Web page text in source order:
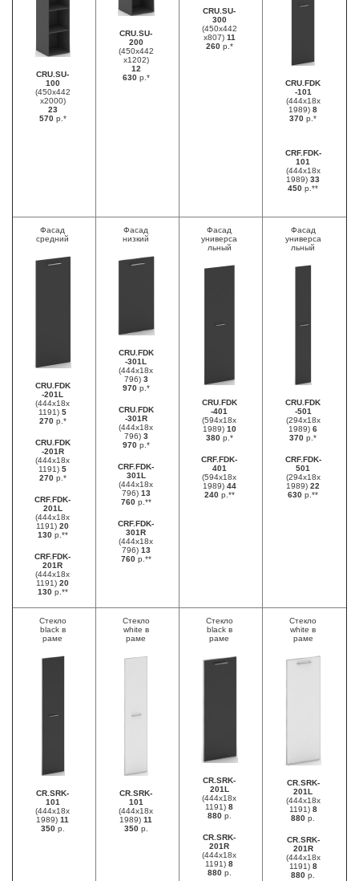
CRU.SU-
100
(450х442
х2000)
23
570 р.*
CRU.SU-
200
(450х442
х1202)
12
630 р.*
CRU.SU-
300
(450х442
х807) 11
260 р.*
CRU.FDK
-101
(444х18х
1989) 8
370 р.*
CRF.FDK-
101
(444х18х
1989) 33
450 р.**
Фасад
средний
CRU.FDK
-201L
(444х18х
1191) 5
270 р.*
CRU.FDK
-201R
(444х18х
1191) 5
270 р.*
CRF.FDK-
201L
(444х18х
1191) 20
130 р.**
CRF.FDK-
201R
(444х18х
1191) 20
130 р.**
Фасад
низкий
CRU.FDK
-301L
(444х18х
796) 3
970 р.*
CRU.FDK
-301R
(444х18х
796) 3
970 р.*
CRF.FDK-
301L
(444х18х
796) 13
760 р.**
CRF.FDK-
301R
(444х18х
796) 13
760 р.**
Фасад
универса
льный
CRU.FDK
-401
(594х18х
1989) 10
380 р.*
CRF.FDK-
401
(594х18х
1989) 44
240 р.**
Фасад
универса
льный
CRU.FDK
-501
(294х18х
1989) 6
370 р.*
CRF.FDK-
501
(294х18х
1989) 22
630 р.**
Стекло
black в
раме
CR.SRK-
101
(444х18х
1989) 11
350 р.
Стекло
white в
раме
CR.SRK-
101
(444х18х
1989) 11
350 р.
Стекло
black в
раме
CR.SRK-
201L
(444х18х
1191) 8
880 р.
CR.SRK-
201R
(444х18х
1191) 8
880 р.
Стекло
white в
раме
CR.SRK-
201L
(444х18х
1191) 8
880 р.
CR.SRK-
201R
(444х18х
1191) 8
880 р.